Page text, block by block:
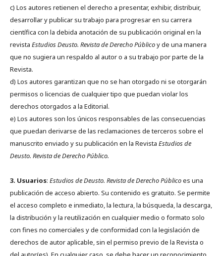
c) Los autores retienen el derecho a presentar, exhibir, distribuir,
desarrollar y publicar su trabajo para progresar en su carrera
científica con la debida anotación de su publicación original en la
revista Estudios Deusto. Revista de Derecho Públicoy de una manera
que no sugiera un respaldo al autor o a su trabajo por parte de la
Revista.
d) Los autores garantizan que no se han otorgado ni se otorgarán
permisos o licencias de cualquier tipo que puedan violar los
derechos otorgados a la Editorial.
e) Los autores son los únicos responsables de las consecuencias
que puedan derivarse de las reclamaciones de terceros sobre el
manuscrito enviado y su publicación en la Revista Estudios de
Deusto. Revista de Derecho Público.
3. Usuarios: Estudios de Deusto. Revista de Derecho Públicoes una
publicación de acceso abierto. Su contenido es gratuito. Se permite
el acceso completo e inmediato, la lectura, la búsqueda, la descarga,
la distribución y la reutilización en cualquier medio o formato solo
con fines no comerciales y de conformidad con la legislación de
derechos de autor aplicable, sin el permiso previo de la Revista o